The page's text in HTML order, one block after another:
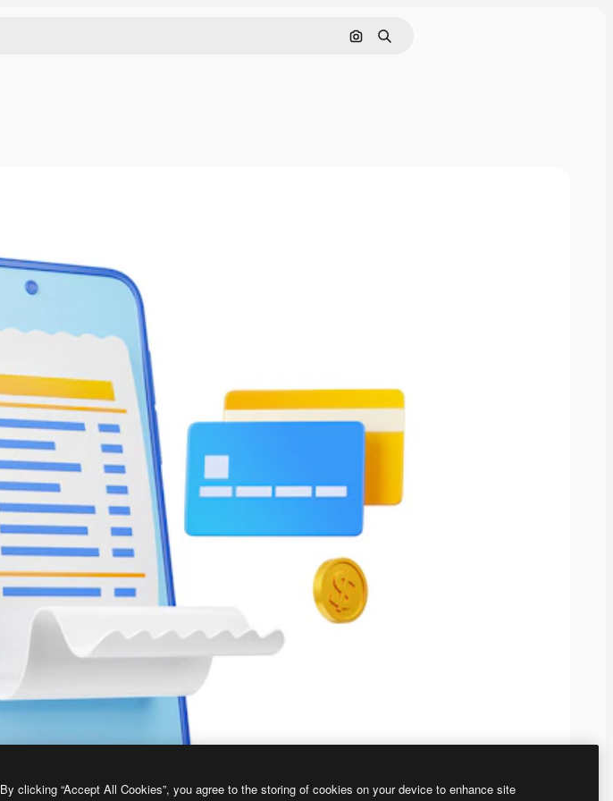
画像で検索
検索
By clicking “Accept All Cookies”, you agree to the storing of cookies on your device to enhance site